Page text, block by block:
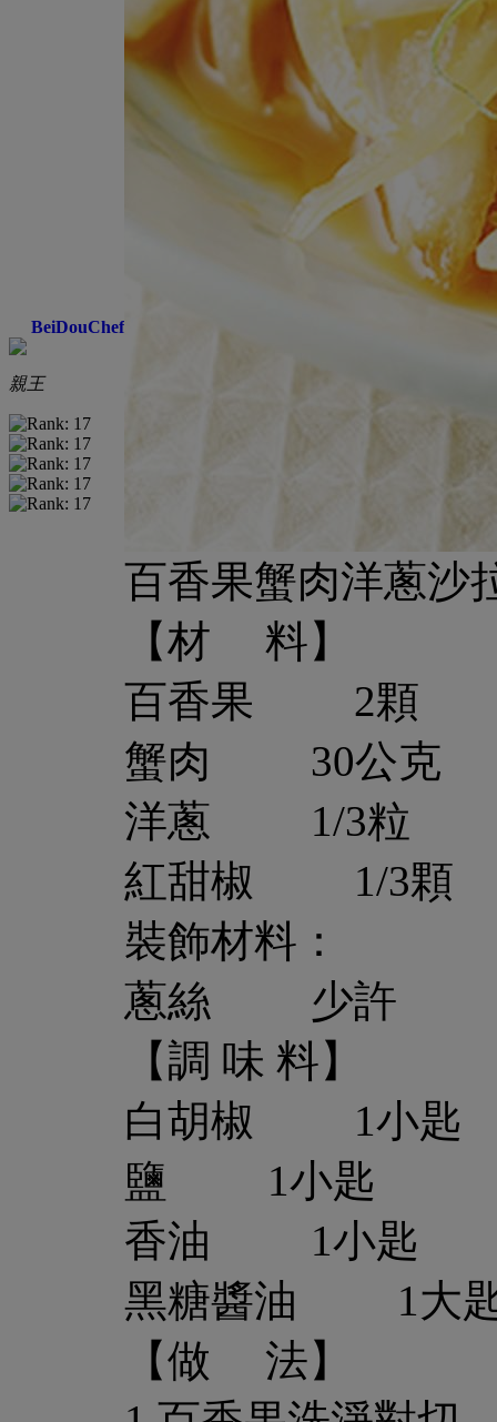
BeiDouChef
親王
百香果蟹肉洋蔥沙
【材 料】
百香果 2顆
蟹肉 30公克
洋蔥 1/3粒
紅甜椒 1/3顆
裝飾材料：
蔥絲 少許
【調 味 料】
白胡椒 1小匙
鹽 1小匙
香油 1小匙
黑糖醬油 1大
【做 法】